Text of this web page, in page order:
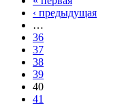
‹ предыдущая
…
36
37
38
39
40
41